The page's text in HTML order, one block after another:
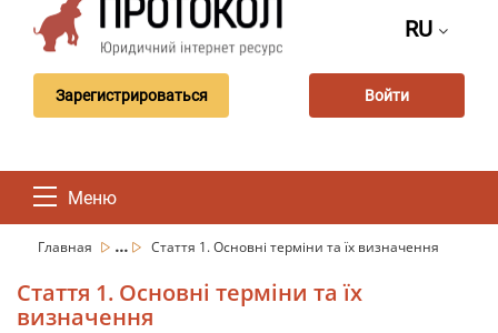
RU
Зарегистрироваться Войти
Меню
Главная ... Стаття 1. Основні терміни та їх визначення
Стаття 1. Основні терміни та їх
визначення